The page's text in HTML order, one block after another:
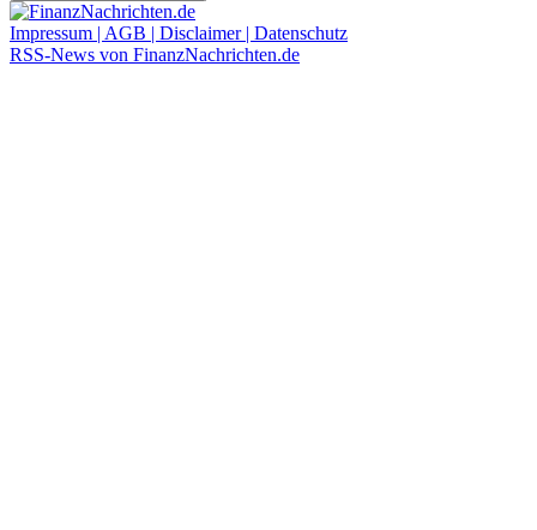
Impressum | AGB | Disclaimer | Datenschutz
RSS-News von FinanzNachrichten.de